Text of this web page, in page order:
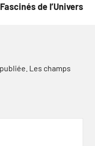
Fascinés de l’Univers
Les champs